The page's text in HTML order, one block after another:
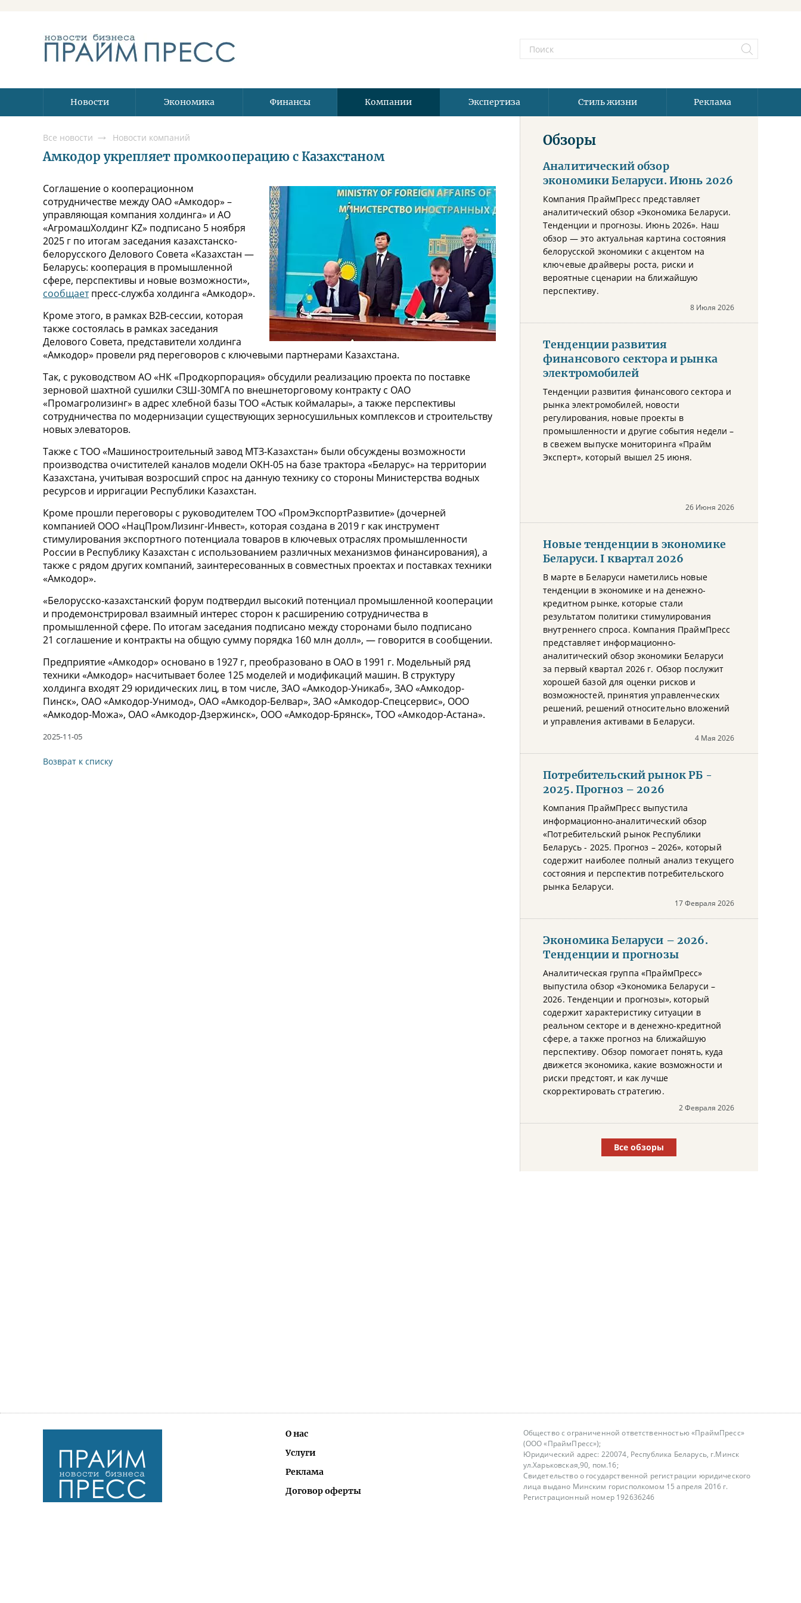
Новости Экономика Финансы Компании Экспертиза Стиль жизни Реклама
Все новости Новости компаний
Амкодор укрепляет промкооперацию с Казахстаном
Cоглашение о кооперационном
сотрудничестве между ОАО «Амкодор» –
управляющая компания холдинга» и АО
«АгромашХолдинг KZ» подписано 5 ноября
2025 г по итогам заседания казахстанско-
белорусского Делового Совета «Казахстан —
Беларусь: кооперация в промышленной
сфере, перспективы и новые возможности»,
сообщаетпресс-служба холдинга «Амкодор».
Кроме этого, в рамках B2B-сессии, которая
также состоялась в рамках заседания
Делового Совета, представители холдинга
«Амкодор» провели ряд переговоров с ключевыми партнерами Казахстана.
Так, с руководством АО «НК «Продкорпорация» обсудили реализацию проекта по поставке
зерновой шахтной сушилки СЗШ-30МГА по внешнеторговому контракту с ОАО
«Промагролизинг» в адрес хлебной базы ТОО «Астык коймалары», а также перспективы
сотрудничества по модернизации существующих зерносушильных комплексов и строительству
новых элеваторов.
Также с ТОО «Машиностроительный завод МТЗ-Казахстан» были обсуждены возможности
производства очистителей каналов модели ОКН-05 на базе трактора «Беларус» на территории
Казахстана, учитывая возросший спрос на данную технику со стороны Министерства водных
ресурсов и ирригации Республики Казахстан.
Кроме прошли переговоры с руководителем ТОО «ПромЭкспортРазвитие» (дочерней
компанией ООО «НацПромЛизинг-Инвест», которая создана в 2019 г как инструмент
стимулирования экспортного потенциала товаров в ключевых отраслях промышленности
России в Республику Казахстан с использованием различных механизмов финансирования), а
также с рядом других компаний, заинтересованных в совместных проектах и поставках техники
«Амкодор».
«Белорусско-казахстанский форум подтвердил высокий потенциал промышленной кооперации
и продемонстрировал взаимный интерес сторон к расширению сотрудничества в
промышленной сфере. По итогам заседания подписано между сторонами было подписано
21 соглашение и контракты на общую сумму порядка 160 млн долл», — говорится в сообщении.
Предприятие «Амкодор» основано в 1927 г, преобразовано в ОАО в 1991 г. Модельный ряд
техники «Амкодор» насчитывает более 125 моделей и модификаций машин. В структуру
холдинга входят 29 юридических лиц, в том числе, ЗАО «Амкодор-Уникаб», ЗАО «Амкодор-
Пинск», ОАО «Амкодор-Унимод», ОАО «Амкодор-Белвар», ЗАО «Амкодор-Спецсервис», ООО
«Амкодор-Можа», ОАО «Амкодор-Дзержинск», ООО «Амкодор-Брянск», ТОО «Амкодор-Астана».
2025-11-05
Возврат к списку
Обзоры
Аналитический обзор
экономики Беларуси. Июнь 2026
Компания ПраймПресс представляет
аналитический обзор «Экономика Беларуси.
Тенденции и прогнозы. Июнь 2026». Наш
обзор — это актуальная картина состояния
белорусской экономики с акцентом на
ключевые драйверы роста, риски и
вероятные сценарии на ближайшую
перспективу.
8 Июля 2026
Тенденции развития
финансового сектора и рынка
электромобилей
Тенденции развития финансового сектора и
рынка электромобилей, новости
регулирования, новые проекты в
промышленности и другие события недели –
в свежем выпуске мониторинга «Прайм
Эксперт», который вышел 25 июня.
26 Июня 2026
Новые тенденции в экономике
Беларуси. I квартал 2026
В марте в Беларуси наметились новые
тенденции в экономике и на денежно-
кредитном рынке, которые стали
результатом политики стимулирования
внутреннего спроса. Компания ПраймПресс
представляет информационно-
аналитический обзор экономики Беларуси
за первый квартал 2026 г. Обзор послужит
хорошей базой для оценки рисков и
возможностей, принятия управленческих
решений, решений относительно вложений
и управления активами в Беларуси.
4 Мая 2026
Потребительский рынок РБ -
2025. Прогноз – 2026
Компания ПраймПресс выпустила
информационно-аналитический обзор
«Потребительский рынок Республики
Беларусь - 2025. Прогноз – 2026», который
содержит наиболее полный анализ текущего
состояния и перспектив потребительского
рынка Беларуси.
17 Февраля 2026
Экономика Беларуси – 2026.
Тенденции и прогнозы
Аналитическая группа «ПраймПресс»
выпустила обзор «Экономика Беларуси –
2026. Тенденции и прогнозы», который
содержит характеристику ситуации в
реальном секторе и в денежно-кредитной
сфере, а также прогноз на ближайшую
перспективу. Обзор помогает понять, куда
движется экономика, какие возможности и
риски предстоят, и как лучше
скорректировать стратегию.
2 Февраля 2026
Все обзоры
О нас
Услуги
Реклама
Договор оферты
Общество с ограниченной ответственностью «ПраймПресс»
(ООО «ПраймПресс»);
Юридический адрес: 220074, Республика Беларусь, г.Минск
ул.Харьковская,90, пом.16;
Свидетельство о государственной регистрации юридического
лица выдано Минским горисполкомом 15 апреля 2016 г.
Регистрационный номер 192636246